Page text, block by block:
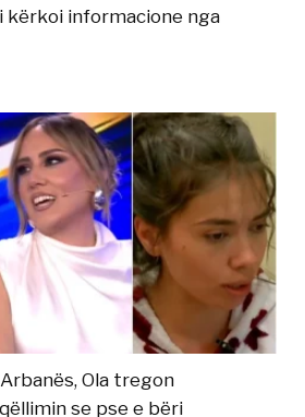
kërkoi informacione nga
Ola tregon
se pse e bëri